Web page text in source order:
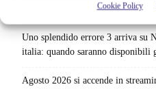
Cookie Policy
84 pasti in 28 giorni: da guardare
Uno splendido errore 3 arriva su
italia: quando saranno disponibili
Agosto 2026 si accende in